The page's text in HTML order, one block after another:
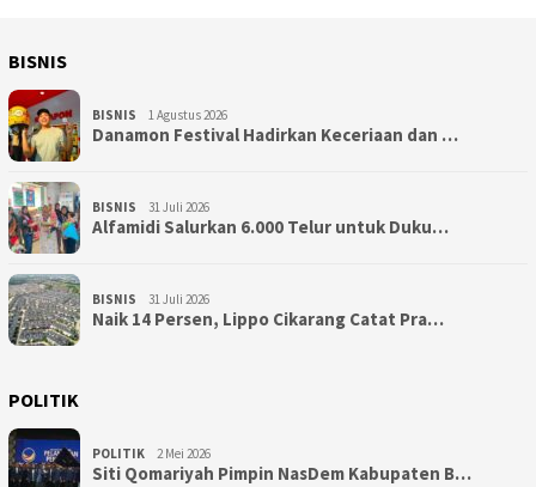
BISNIS
BISNIS 1 Agustus 2026
Danamon Festival Hadirkan Keceriaan dan …
BISNIS 31 Juli 2026
Alfamidi Salurkan 6.000 Telur untuk Duku…
BISNIS 31 Juli 2026
Naik 14 Persen, Lippo Cikarang Catat Pra…
POLITIK
POLITIK 2 Mei 2026
Siti Qomariyah Pimpin NasDem Kabupaten B…